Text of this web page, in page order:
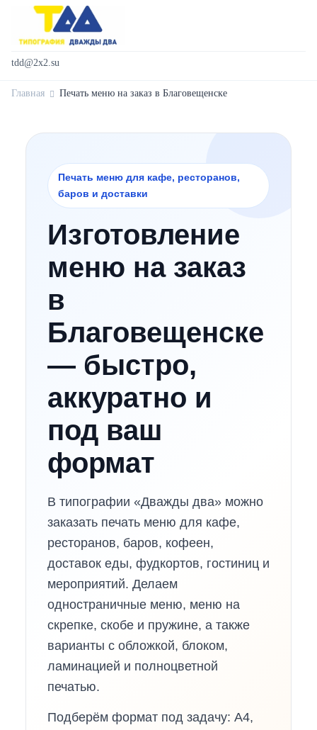
tdd@2x2.su
Главная Печать меню на заказ в Благовещенске
Печать меню для кафе, ресторанов,
баров и доставки
Изготовление
меню на заказ
в
Благовещенске
— быстро,
аккуратно и
под ваш
формат
В типографии «Дважды два» можно
заказать печать меню для кафе,
ресторанов, баров, кофеен,
доставок еды, фудкортов, гостиниц и
мероприятий. Делаем
одностраничные меню, меню на
скрепке, скобе и пружине, а также
варианты с обложкой, блоком,
ламинацией и полноцветной
печатью.
Подберём формат под задачу: А4,